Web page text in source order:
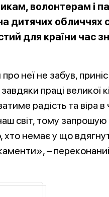
волонтерам і
дитячих обличчях
для країни час
неї не забув,
праці великої
радість та віра в
світ, тому запрошую
немає у що
–